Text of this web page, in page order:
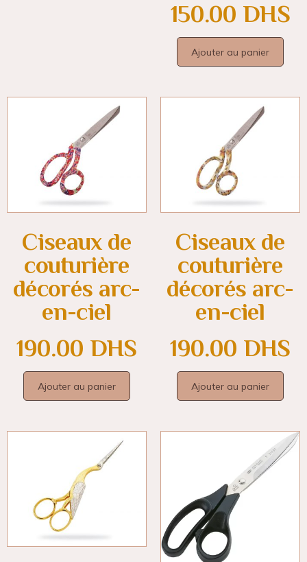
150.00 DHS
Ajouter au panier
Ciseaux de
couturière
décorés arc-
en-ciel
190.00 DHS
Ajouter au panier
Ciseaux de
couturière
décorés arc-
en-ciel
190.00 DHS
Ajouter au panier